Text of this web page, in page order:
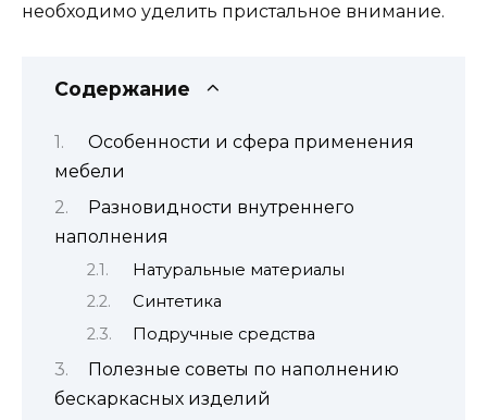
необходимо уделить пристальное внимание.
Содержание
Особенности и сфера применения
мебели
Разновидности внутреннего
наполнения
Натуральные материалы
Синтетика
Подручные средства
Полезные советы по наполнению
бескаркасных изделий